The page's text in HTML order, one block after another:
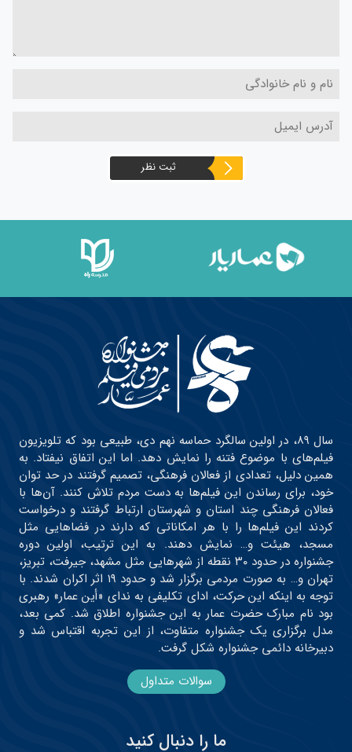
ثبت نظر
سال ۸۹، در اولین سالگرد حماسه نهم دی، طبیعی بود که تلویزیون
فیلم‌های با موضوع فتنه را نمایش دهد. اما این اتفاق نیفتاد. به
همین دلیل، تعدادی از فعالان فرهنگی، تصمیم گرفتند در حد توان
خود، برای رساندن این فیلم‌ها به دست مردم تلاش کنند. آن‌ها با
فعالان فرهنگی چند استان و شهرستان ارتباط گرفتند و درخواست
کردند این فیلم‌ها را با هر امکاناتی که دارند در فضاهایی مثل
مسجد، هیئت و… نمایش دهند. به این ترتیب، اولین دوره
جشنواره در حدود ۳۰ نقطه از شهرهایی مثل مشهد، جیرفت، تبریز،
تهران و… به صورت مردمی برگزار شد و حدود ۱۹ اثر اکران شدند. با
توجه به اینکه این حرکت، ادای تکلیفی به ندای «أین عمار» رهبری
بود نام مبارک حضرت عمار به این جشنواره اطلاق شد. کمی بعد،
مدل برگزاری یک جشنواره متفاوت، از این تجربه اقتباس شد و
دبیرخانه دائمی جشنواره شکل گرفت.
سوالات متداول
ما را دنبال کنید